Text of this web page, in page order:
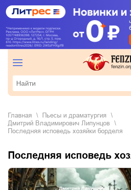
Главная
пьесы и драматургия
Дмитрий Владимирович Липунцов
Последняя исповедь хозяйки борделя
Последняя исповедь